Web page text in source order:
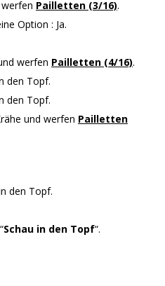
Pailletten (3/16).
Option : Ja.
werfen Pailletten (4/16).
den Topf.
den Topf.
und werfen Pailletten
den Topf.
Schau in den Topf“.